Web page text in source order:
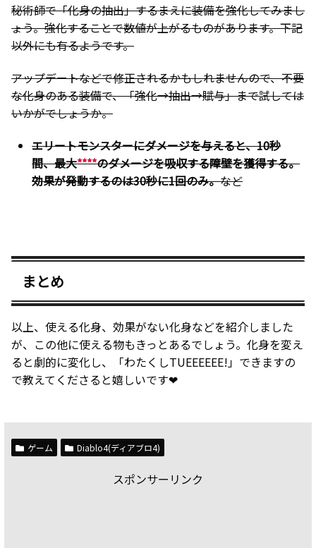
秘術師で「化身の抽出」するまえに装備を強化してみまし
ょう。強化することで数値が上がるものがあります。下記
以外にも有るようです。
アップデートなどで修正されるかもしれませんので、不要
な化身のある装備で、「強化→抽出→賦与」まで試しては
いかがでしょうか。
エリートモンスターにダメージを与えると、10秒
間、最大****のダメージを吸収する障壁を獲得する。
効果が発動するのは30秒に1回のみ。など
まとめ
以上、使える化身、効果がない化身などを紹介しました
が、この他に使える物もきっとあるでしょう。化身を変え
ると劇的に変化し、「わたくしTUEEEEEE!」できますの
で教えてくださると嬉しいです❤
ゲーム Diablo4(ディアブロ4)
スポンサーリンク